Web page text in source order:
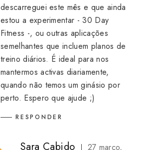
descarreguei este mês e que ainda
estou a experimentar - 30 Day
Fitness -, ou outras aplicações
semelhantes que incluem planos de
treino diários. É ideal para nos
mantermos activas diariamente,
quando não temos um ginásio por
perto. Espero que ajude ;)
RESPONDER
Sara Cabido
27 março,